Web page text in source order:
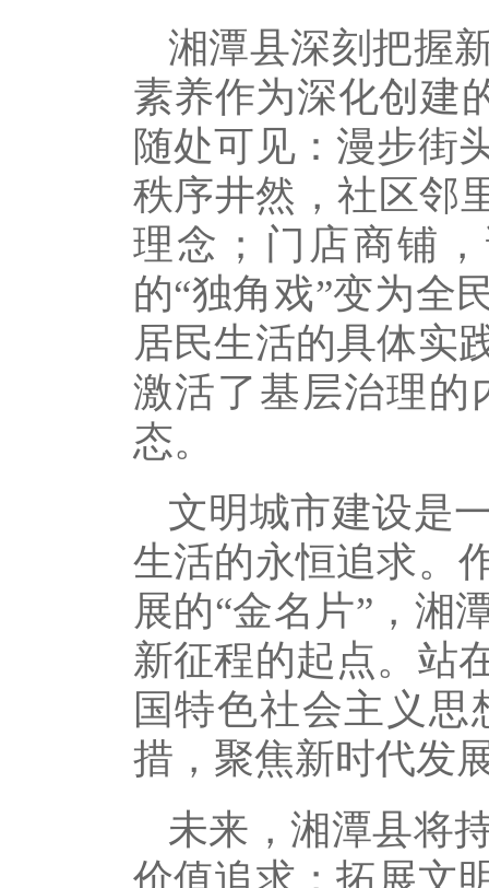
湘潭县深刻把握
素养作为深化创建
随处可见：漫步街
秩序井然，社区邻
理念；门店商铺
的“独角戏”变为全
居民生活的具体实
激活了基层治理的
态。
文明城市建设是
生活的永恒追求。
展的“金名片”，湘
新征程的起点。站
国特色社会主义
措，聚焦新时代发
未来，湘潭县将
价值追求；拓展文